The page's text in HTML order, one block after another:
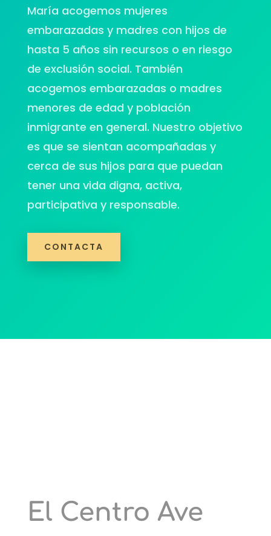
María acogemos mujeres
embarazadas y madres con hijos de
hasta 5 años sin recursos o en riesgo
de exclusión social. También
acogemos embarazadas o madres
menores de edad y población
inmigrante en general. Nuestro objetivo
es que se sientan acompañadas y
cerca de sus hijos para que puedan
tener una vida digna, activa,
participativa y responsable.
CONTACTA
El Centro Ave